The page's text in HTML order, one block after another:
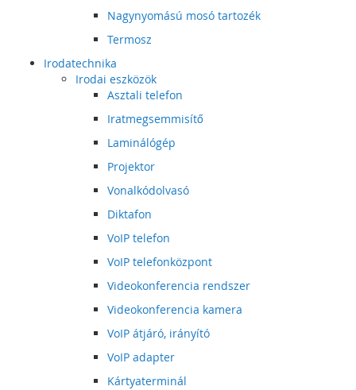
Nagynyomású mosó tartozék
Termosz
Irodatechnika
Irodai eszközök
Asztali telefon
Iratmegsemmisítő
Laminálógép
Projektor
Vonalkódolvasó
Diktafon
VoIP telefon
VoIP telefonközpont
Videokonferencia rendszer
Videokonferencia kamera
VoIP átjáró, irányító
VoIP adapter
Kártyaterminál